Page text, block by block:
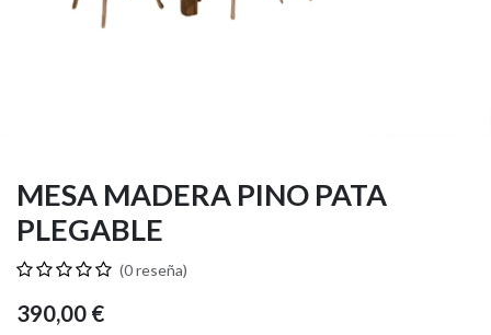
MESA MADERA PINO PATA
PLEGABLE
(0 reseña)
390,00 €